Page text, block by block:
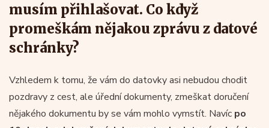
musím přihlašovat. Co když
promeškám nějakou zprávu z datové
schránky?
Vzhledem k tomu, že vám do datovky asi nebudou chodit
pozdravy z cest, ale úřední dokumenty, zmeškat doručení
nějakého dokumentu by se vám mohlo vymstít. Navíc po